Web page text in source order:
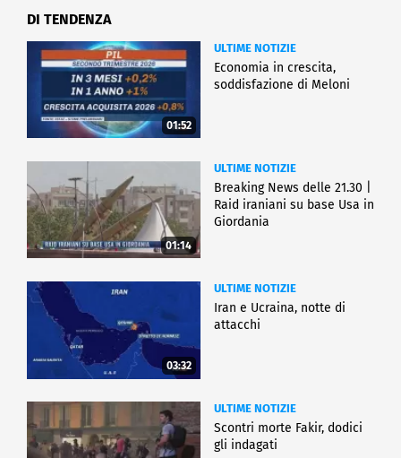
DI TENDENZA
01:52
ULTIME NOTIZIE
Economia in crescita,
soddisfazione di Meloni
01:14
ULTIME NOTIZIE
Breaking News delle 21.30 |
Raid iraniani su base Usa in
Giordania
03:32
ULTIME NOTIZIE
Iran e Ucraina, notte di
attacchi
ULTIME NOTIZIE
Scontri morte Fakir, dodici
gli indagati